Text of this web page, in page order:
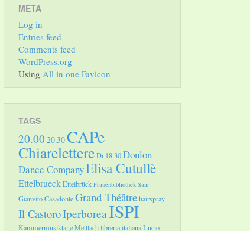
META
Log in
Entries feed
Comments feed
WordPress.org
Using All in one Favicon
TAGS
20.00 20.30CAPe
ChiarelettereDi 18.30Donlon
Dance CompanyElisa Cutullè
EttelbrueckEttelbrück Frauenbibliothek Saar
Gianvito CasadonteGrand Théâtrehairspray
Il CastoroIperboreaISPI
Kammermusiktage Mettlachlibreria italianaLucio